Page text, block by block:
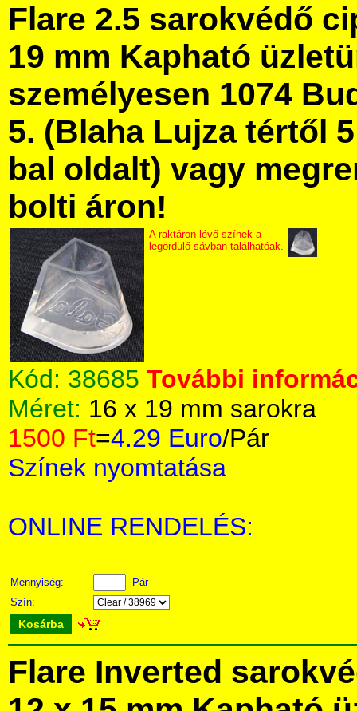
Flare 2.5 sarokvédő
19 mm Kapható
személyesen 1074
5. (Blaha Lujza tértől
bal oldalt) vagy
bolti áron!
A raktáron lévő színek a
legördülő sávban találhatóak.
Kód: 38685 További
Méret: 16 x 19 mm sarokra
1500 Ft=4.29 Euro/Pár
Színek nyomtatása
ONLINE RENDELÉS:
Mennyiség:
Pár
Szín:
Kosárba
Flare Inverted